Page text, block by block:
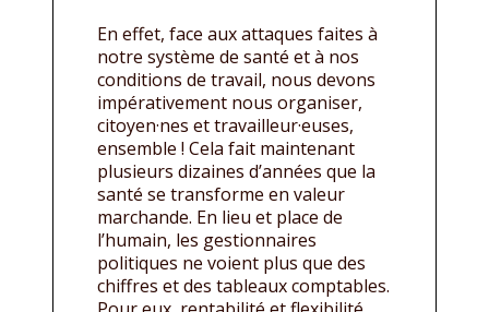
En effet, face aux attaques faites à
notre système de santé et à nos
conditions de travail, nous devons
impérativement nous organiser,
citoyen·nes et travailleur·euses,
ensemble ! Cela fait maintenant
plusieurs dizaines d’années que la
santé se transforme en valeur
marchande. En lieu et place de
l’humain, les gestionnaires
politiques ne voient plus que des
chiffres et des tableaux comptables.